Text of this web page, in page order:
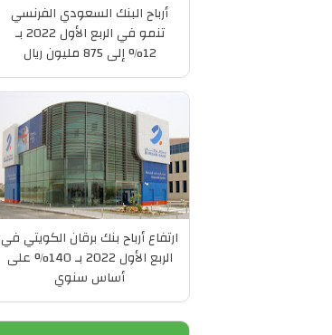
أرباح البنك السعودي الفرنسي
تنمو في الربع الأول 2022 بـ
12% إلى 875 مليون ريال
ارتفاع أرباح بنك برقان الكويتي في
الربع الأول 2022 بـ 140% على
أساس سنوي